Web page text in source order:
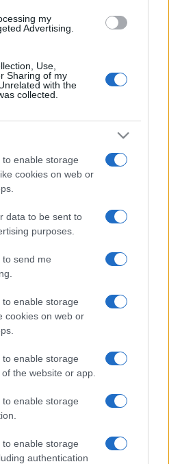
my
Advertising.
Use,
Sharing of my
with the
collected.
enable storage
cookies on web or
data to be sent to
purposes.
to send me
enable storage
cookies on web or
enable storage
the website or app.
enable storage
enable storage
authentication
Sandy Chism-nek, a
az absztrakt
izgalmas munkái jól
alkotólégkört, amely New
érdeklődés homlokterébe
munkásságával kiemelten
Matthew Cox - figurális
Roberto Ortiz - absztrakt
- antropológiai alapú néprajzi
a New Orleans-i
Adam Farrington - a vidéki és
kinetikus fémszobrászat
festmények (munkái
i Szépművészeti Múzeumban)
festmények Jonathan Ferrara
Potts - vegyes technikájú,
Lake - enkausztika A
szeptember 9. - szeptember
városa. Fotókiállítás A